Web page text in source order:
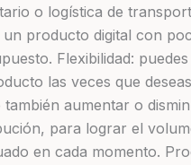
o logística de
producto digital con
Flexibilidad:
las veces que
también aumentar o
para lograr el
en cada momento.